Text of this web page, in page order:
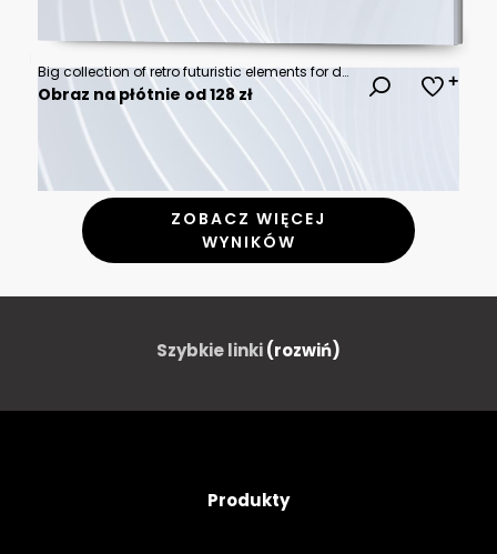
Big collection of retro futuristic elements for design. Abstract set of frames, 3d shapes, wireframe, cyberpunk windows and perspective grids. Blanks for a poster, banner, business card, sticker
Obraz na płótnie od 128 zł
ZOBACZ WIĘCEJ
WYNIKÓW
Szybkie linki(rozwiń)
Produkty